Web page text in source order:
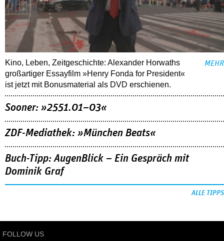
Kino, Leben, Zeitgeschichte: Alexander Horwaths
großartiger Essayfilm »Henry Fonda for President«
ist jetzt mit Bonusmaterial als DVD erschienen.
MEHR
Sooner: »2551.01–03«
ZDF-Mediathek: »München Beats«
Buch-Tipp: AugenBlick – Ein Gespräch mit
Dominik Graf
ALLE TIPPS
FOLLOW US